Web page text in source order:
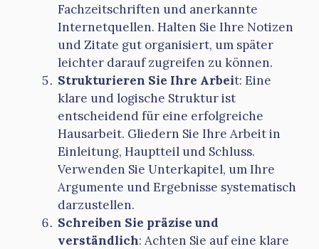
Fachzeitschriften und anerkannte
Internetquellen. Halten Sie Ihre Notizen
und Zitate gut organisiert, um später
leichter darauf zugreifen zu können.
Strukturieren Sie Ihre Arbeit: Eine
klare und logische Struktur ist
entscheidend für eine erfolgreiche
Hausarbeit. Gliedern Sie Ihre Arbeit in
Einleitung, Hauptteil und Schluss.
Verwenden Sie Unterkapitel, um Ihre
Argumente und Ergebnisse systematisch
darzustellen.
Schreiben Sie präzise und
verständlich: Achten Sie auf eine klare